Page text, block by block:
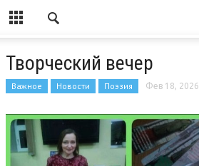
Творческий вечер
Важное Новости Поэзия Фев 18, 2026